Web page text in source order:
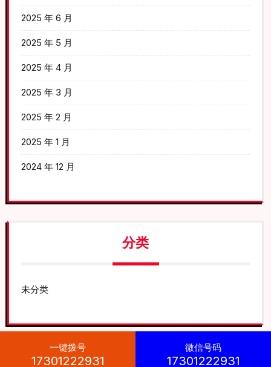
2025 年 6 月
2025 年 5 月
2025 年 4 月
2025 年 3 月
2025 年 2 月
2025 年 1 月
2024 年 12 月
分类
未分类
一键拨号
17301222931
微信号码
17301222931